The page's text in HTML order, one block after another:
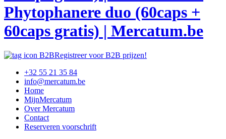
Phytophanere duo (60caps +
60caps gratis) | Mercatum.be
Registreer voor B2B prijzen!
+32 55 21 35 84
info@mercatum.be
Home
MijnMercatum
Over Mercatum
Contact
Reserveren voorschrift